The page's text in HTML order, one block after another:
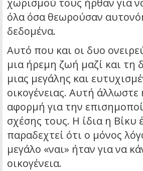
χωρισμού τους ήρθαν για
όλα όσα θεωρούσαν
δεδομένα.
Αυτό που και οι δυο
μια ήρεμη ζωή μαζί και τη
μιας μεγάλης και
οικογένειας. Αυτή άλλωστε
αφορμή για την
σχέσης τους. Η ίδια η Βίκυ
παραδεχτεί ότι ο μόνος
μεγάλο «ναι» ήταν για να
οικογένεια.